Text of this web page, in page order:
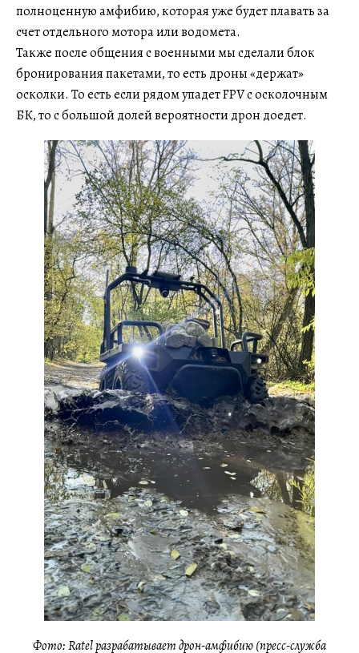
полноценную амфибию, которая уже будет плавать за
счет отдельного мотора или водомета.
Также после общения с военными мы сделали блок
бронирования пакетами, то есть дроны «держат»
осколки. То есть если рядом упадет FPV с осколочным
БК, то с большой долей вероятности дрон доедет.
Фото: Ratel разрабатывает дрон-амфибию (пресс-служба